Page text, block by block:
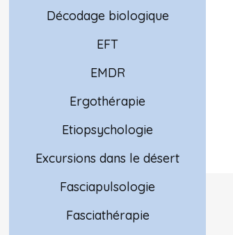
Décodage biologique
EFT
EMDR
Ergothérapie
Etiopsychologie
Excursions dans le désert
Fasciapulsologie
Fasciathérapie